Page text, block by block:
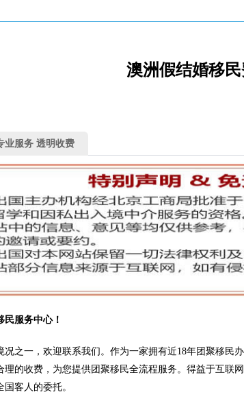
澳洲假结婚移民
业服务 透明收费
服务中心！
况之一，欢迎联系我们。作为一家拥有近18年团聚移民
理的收费，为您提供团聚移民全流程服务。得益于互联
国客人的委托。